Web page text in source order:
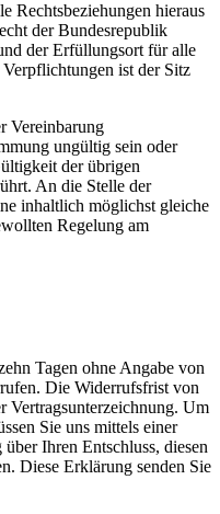
Rechtsbeziehungen hieraus
der Bundesrepublik
der Erfüllungsort für alle
Verpflichtungen ist der Sitz
Vereinbarung
ungültig sein oder
der übrigen
An die Stelle der
inhaltlich möglichst gleiche
Regelung am
Tagen ohne Angabe von
Die Widerrufsfrist von
Vertragsunterzeichnung. Um
Sie uns mittels einer
Ihren Entschluss, diesen
Diese Erklärung senden Sie